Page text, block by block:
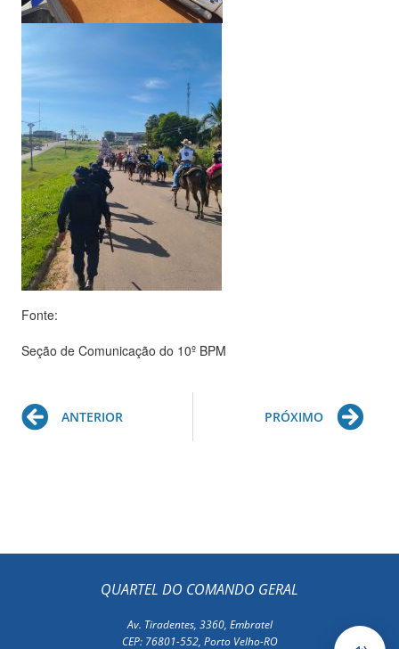
Fonte:
Seção de Comunicação do 10º BPM
Prev
ANTERIOR PRÓXIMO
QUARTEL DO COMANDO GERAL
Av. Tiradentes, 3360, Embratel
CEP: 76801-552, Porto Velho-RO